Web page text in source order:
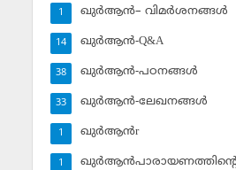
ഖുര്‍ആന്‍– വിമര്‍ശനങ്ങള്‍
1
ഖുര്‍ആന്‍-Q&A
14
ഖുര്‍ആന്‍-പഠനങ്ങള്‍
38
ഖുര്‍ആന്‍-ലേഖനങ്ങള്‍
33
ഖുര്‍ആന്‍r
1
1